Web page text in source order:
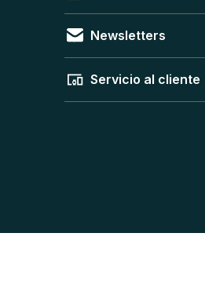
Newsletters
Servicio al cliente